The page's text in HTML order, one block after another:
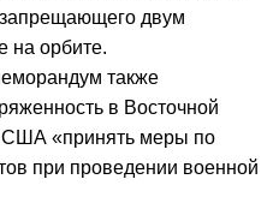
запрещающего двум
на орбите.
также
в Восточной
США «принять меры по
при проведении военной